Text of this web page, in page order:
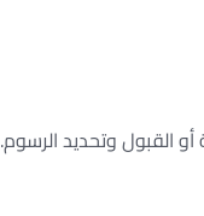
القبول وتحديد الرسوم.